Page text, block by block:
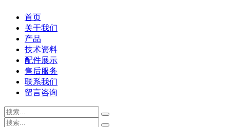
首页
关于我们
产品
技术资料
配件展示
售后服务
联系我们
留言咨询